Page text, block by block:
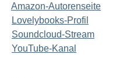
Amazon-Autorenseite
Lovelybooks-Profil
Soundcloud-Stream
YouTube-Kanal